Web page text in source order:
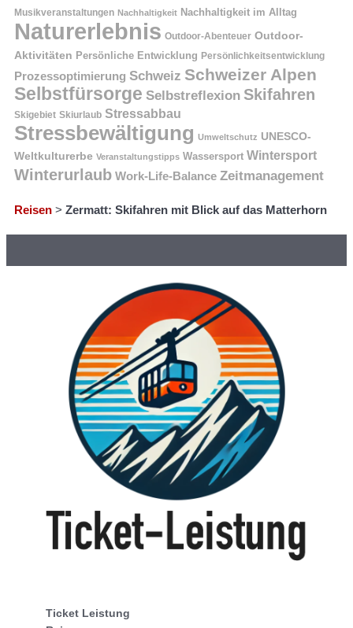
Musikveranstaltungen Nachhaltigkeit Nachhaltigkeit im Alltag
Naturerlebnis Outdoor-Abenteuer Outdoor-
Aktivitäten Persönliche Entwicklung Persönlichkeitsentwicklung
Prozessoptimierung Schweiz Schweizer Alpen
Selbstfürsorge Selbstreflexion Skifahren
Skigebiet Skiurlaub Stressabbau
Stressbewältigung Umweltschutz UNESCO-
Weltkulturerbe Veranstaltungstipps Wassersport Wintersport
Winterurlaub Work-Life-Balance Zeitmanagement
Reisen > Zermatt: Skifahren mit Blick auf das Matterhorn
Ticket Leistung